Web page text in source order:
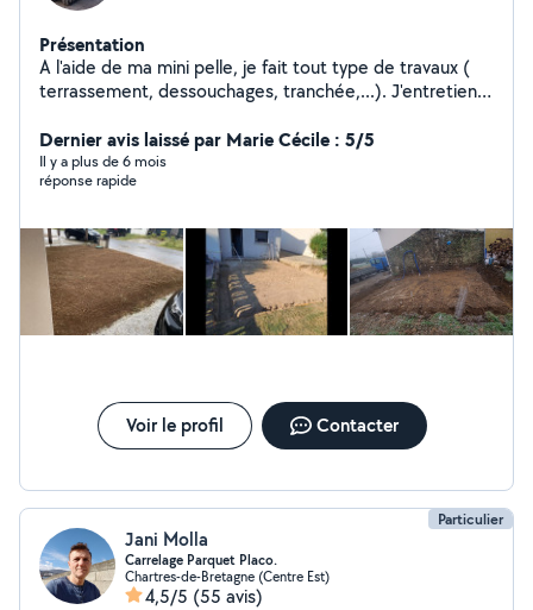
Présentation
A l'aide de ma mini pelle, je fait tout type de travaux (
terrassement, dessouchages, tranchée,...). J'entretiens
création de pelouse, abattage d'arbres...) Je fait aussi
de la mécanique sur tout type de véhicules.
Dernier avis laissé par Marie Cécile : 5/5
Il y a plus de 6 mois
réponse rapide
Voir le profil Contacter
Particulier
Jani Molla
Carrelage Parquet Placo.
Chartres-de-Bretagne (Centre Est)
4,5/5 (55 avis)